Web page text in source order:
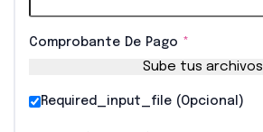
Comprobante De Pago *
Sube tus archivos
Required_input_file (opcional)